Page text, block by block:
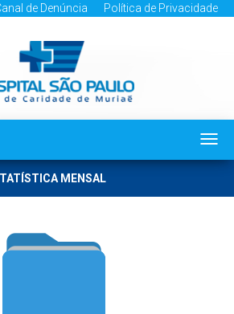
de Denúncia Política de Privacidade
MENSAL